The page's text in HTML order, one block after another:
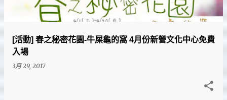
[活動] 春之秘密花園-牛屎龜的窩 4月份新營文化中心免費
入場
3月 29, 2017